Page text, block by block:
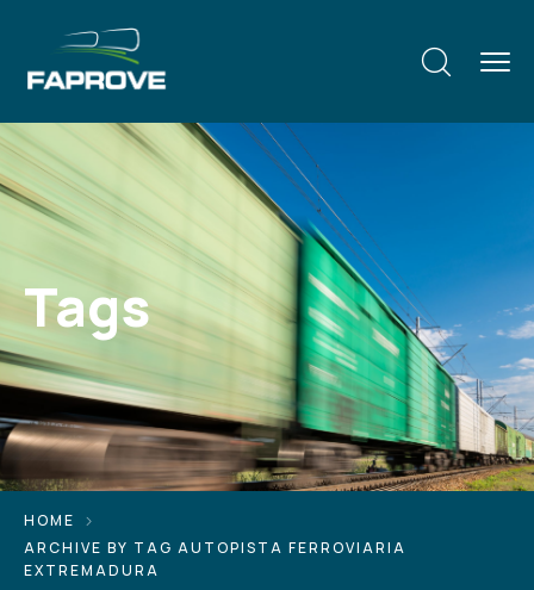
Tags
HOME
ARCHIVE BY TAG AUTOPISTA FERROVIARIA
EXTREMADURA